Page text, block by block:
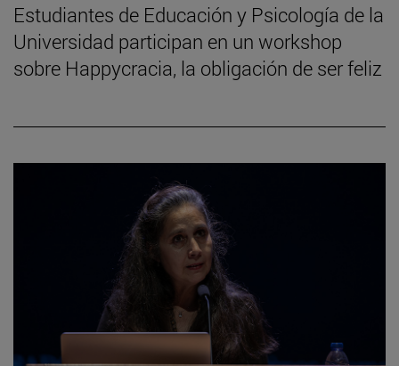
Estudiantes de Educación y Psicología de la
Universidad participan en un workshop
sobre Happycracia, la obligación de ser feliz